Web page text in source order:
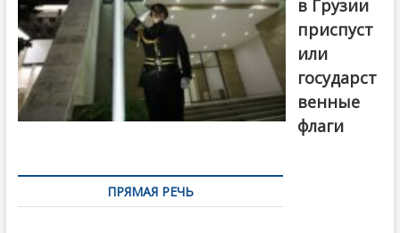
в Грузии
приспуст
или
государст
венные
флаги
ПРЯМАЯ РЕЧЬ